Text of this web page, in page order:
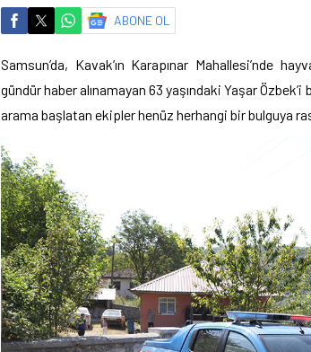
ABONE OL
Samsun’da, Kavak’ın Karapınar Mahallesi’nde
gündür haber alınamayan 63 yaşındaki Yaşar
arama başlatan ekipler henüz herhangi bir bulguya